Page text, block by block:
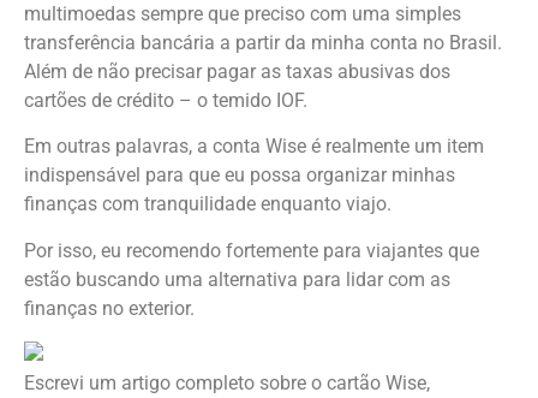
multimoedas sempre que preciso com uma simples
transferência bancária a partir da minha conta no Brasil.
Além de não precisar pagar as taxas abusivas dos
cartões de crédito – o temido IOF.
Em outras palavras, a conta Wise é realmente um item
indispensável para que eu possa organizar minhas
finanças com tranquilidade enquanto viajo.
Por isso, eu recomendo fortemente para viajantes que
estão buscando uma alternativa para lidar com as
finanças no exterior.
Escrevi um artigo completo sobre o cartão Wise,